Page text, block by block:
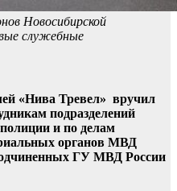
Новосибирской
служебные
«Нива Тревел» вручил
подразделений
и по делам
органов МВД
ГУ МВД России